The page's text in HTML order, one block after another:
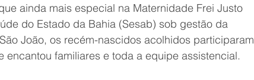
ainda mais especial na Maternidade Frei Justo
do Estado da Bahia (Sesab) sob gestão da
João, os recém-nascidos acolhidos participaram
encantou familiares e toda a equipe assistencial.